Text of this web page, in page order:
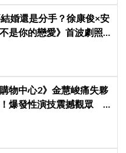
婚還是分手？徐康俊×安
是你的戀愛》首波劇照
購物中心2》金慧峻痛失夥
爆發性演技震撼觀眾